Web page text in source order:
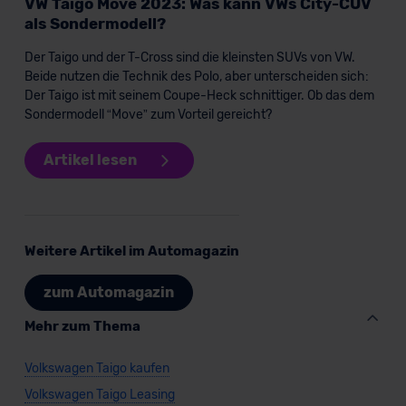
der EU erfolgt, erfolgt dies ausschließlich auf der
Kommission (Art. 45 Abs. 1 DSGVO), von
Standarddatenschutzklauseln (Art. 46 Abs. 2 lit. c
DSGVO) oder wenn Sie hierzu Ihre Einwilligung freiwillig
erteilen. Nähere Informationen zu den bestehenden
Datenschutzklauseln können Sie über den Kontakt zu
unserem Datenschutzbeauftragten unter
als Sondermodell?
Der Taigo und der T-Cross sind die kleinsten SUVs von VW.
Beide nutzen die Technik des Polo, aber unterscheiden sich:
Der Taigo ist mit seinem Coupe-Heck schnittiger. Ob das dem
Sondermodell “Move” zum Vorteil gereicht?
Artikel lesen
Weitere Artikel im Automagazin
zum Automagazin
Mehr zum Thema
Volkswagen Taigo kaufen
Volkswagen Taigo Leasing